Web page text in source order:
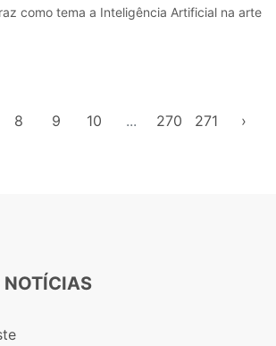
como tema a Inteligência Artificial na arte
8 9 10 ... 270 271 ›
NOTÍCIAS